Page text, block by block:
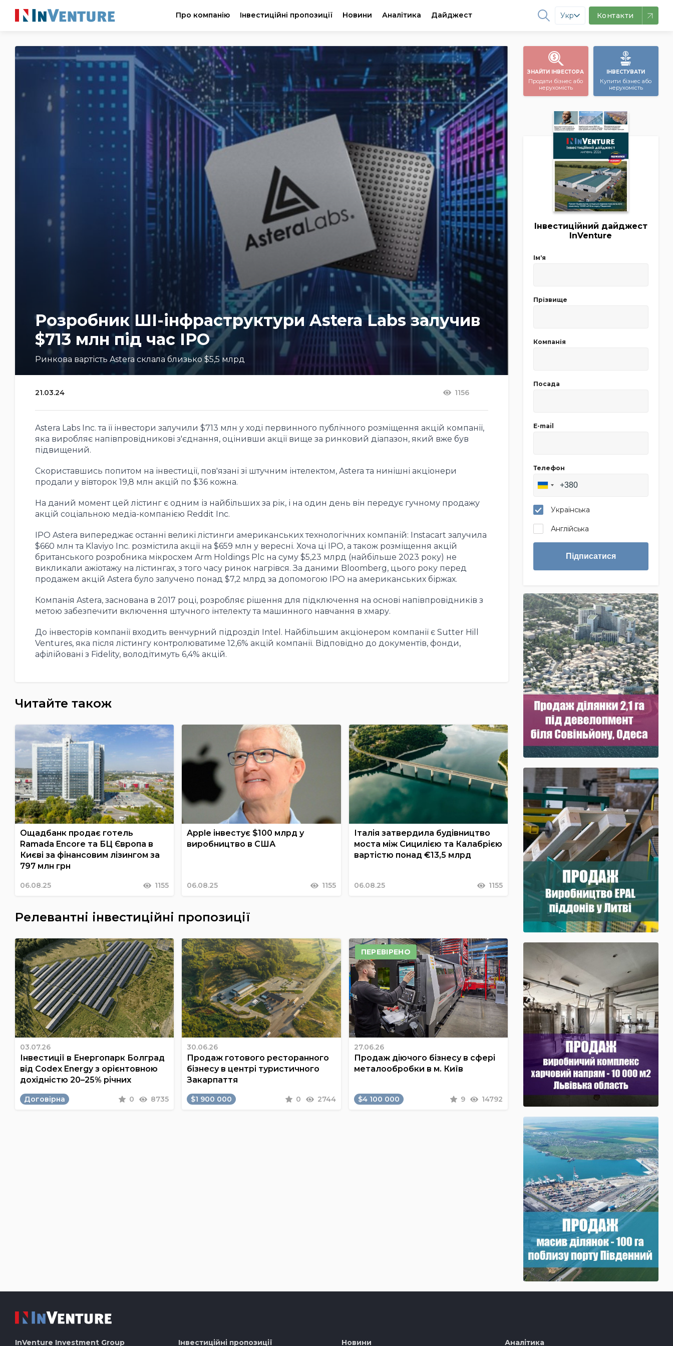
Про компанію Інвестиційні пропозиції Новини Аналітика Дайджест Укр Контакти
Розробник ШІ-інфраструктури Astera Labs залучив
$713 млн під час IPO
Ринкова вартість Astera склала близько $5,5 млрд
21.03.24 1156
Astera Labs Inc. та її інвестори залучили $713 млн у ході первинного публічного розміщення акцій компанії,
яка виробляє напівпровідникові з'єднання, оцінивши акції вище за ринковий діапазон, який вже був
підвищений.
Скориставшись попитом на інвестиції, пов'язані зі штучним інтелектом, Astera та нинішні акціонери
продали у вівторок 19,8 млн акцій по $36 кожна.
На даний момент цей лістинг є одним із найбільших за рік, і на один день він передує гучному продажу
акцій соціальною медіа-компанією Reddit Inc.
IPO Astera випереджає останні великі лістинги американських технологічних компаній: Instacart залучила
$660 млн та Klaviyo Inc. розмістила акції на $659 млн у вересні. Хоча ці IPO, а також розміщення акцій
британського розробника мікросхем Arm Holdings Plc на суму $5,23 млрд (найбільше 2023 року) не
викликали ажіотажу на лістингах, з того часу ринок нагрівся. За даними Bloomberg, цього року перед
продажем акцій Astera було залучено понад $7,2 млрд за допомогою IPO на американських біржах.
Компанія Astera, заснована в 2017 році, розробляє рішення для підключення на основі напівпровідників з
метою забезпечити включення штучного інтелекту та машинного навчання в хмару.
До інвесторів компанії входить венчурний підрозділ Intel. Найбільшим акціонером компанії є Sutter Hill
Ventures, яка після лістингу контролюватиме 12,6% акцій компанії. Відповідно до документів, фонди,
афілійовані з Fidelity, володітимуть 6,4% акцій.
Читайте також
Ощадбанк продає готель
Ramada Encore та БЦ Європа в
Києві за фінансовим лізингом за
797 млн грн
06.08.25 1155
Apple інвестує $100 млрд у
виробництво в США
06.08.25 1155
Італія затвердила будівництво
моста між Сицилією та Калабрією
вартістю понад €13,5 млрд
06.08.25 1155
Релевантні інвестиційні пропозиції
03.07.26
Інвестиції в Енергопарк Болград
від Codex Energy з орієнтовною
дохідністю 20–25% річних
Договірна 0 8735
30.06.26
Продаж готового ресторанного
бізнесу в центрі туристичного
Закарпаття
$1 900 000 0 2744
ПЕРЕВІРЕНО
27.06.26
Продаж діючого бізнесу в сфері
металообробки в м. Київ
$4 100 000 9 14792
ЗНАЙТИ ІНВЕСТОРА
Продати бізнес або
нерухомість
ІНВЕСТУВАТИ
Купити бізнес або
нерухомість
Інвестиційний дайджест
InVenture
Імʼя
Прізвище
Компанія
Посада
E-mail
Телефон
Українська
Англійська
Підписатися
InVenture Investment Group Інвестиційні пропозиції Новини Аналітика